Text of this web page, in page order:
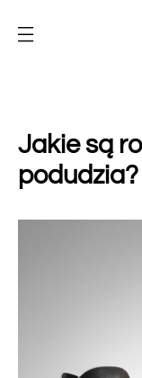
Jakie są
podudzia?